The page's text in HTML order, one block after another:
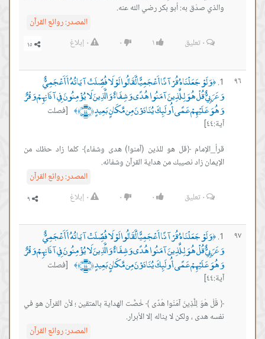
والذي صدّق به: أبو بكر رضي الله عنه.
المصدر:روائع القرآن
٠تعليق ١ ٠ ٠ إبلاغ
٩٦ ﴿وَلَوْ جَعَلْنَاهُ قُرْآنًا أَعْجَمِيًّا لَّقَالُوا لَوْلَا فُصِّلَتْ آيَاتُهُ أَأَعْجَمِيٌّ
وَعَرَبِيٌّ قُلْ هُوَ لِلَّذِينَ آمَنُوا هُدًى وَشِفَاءٌ وَالَّذِينَ لَا يُؤْمِنُونَ فِي آذَانِهِمْ وَقْرٌ
وَهُوَ عَلَيْهِمْ عَمًى أُولَئِكَ يُنَادَوْنَ مِن مَّكَانٍ بَعِيدٍ ﴿٤٤﴾ ﴾
[فصلت
آية:٤٤]
قرأ_الإمام ﴿قل هو للذين (آمنوا) هدى وشفاء﴾ كلما زاد حظك من
الإيمان زاد نصيبك من هداية القرآن وشفائه.
المصدر:روائع القرآن
٠تعليق ٠ ٠ ٠ إبلاغ
٩٧ ﴿وَلَوْ جَعَلْنَاهُ قُرْآنًا أَعْجَمِيًّا لَّقَالُوا لَوْلَا فُصِّلَتْ آيَاتُهُ أَأَعْجَمِيٌّ
وَعَرَبِيٌّ قُلْ هُوَ لِلَّذِينَ آمَنُوا هُدًى وَشِفَاءٌ وَالَّذِينَ لَا يُؤْمِنُونَ فِي آذَانِهِمْ وَقْرٌ
وَهُوَ عَلَيْهِمْ عَمًى أُولَئِكَ يُنَادَوْنَ مِن مَّكَانٍ بَعِيدٍ ﴿٤٤﴾ ﴾
[فصلت
آية:٤٤]
﴿ قُلْ هُوَ لِلَّذِينَ آمَنُوا هُدًى ﴾ خُصَّت الهداية بالمتقين ؛ لأن القرآن هو في
نفسه هدى ، ولكن لا يناله إلا الأبرار.
المصدر:روائع القرآن